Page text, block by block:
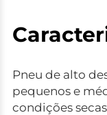
Pneu de alto
pequenos e
condições